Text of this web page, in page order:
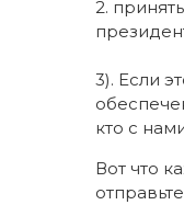
2.
3). Если
кто с
Вот что